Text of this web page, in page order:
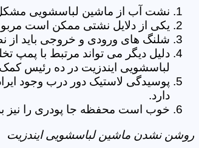
نشت آب از ماشین لباسشویی
یکی از دلایل نشتی ممکن است
شلنگ های ورودی و خروجی باید از
دلیل دیگر می تواند مرتبط با پمپ
لباسشویی ایندزیت در ده رئیس کمک
پوسیدگی لاستیک دور درب وجود
دارد.
خوب است محفظه جا پودری را نیز
روشن نشدن ماشین لباسشویی ایندزیت